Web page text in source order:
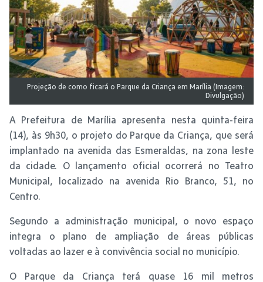
Projeção de como ficará o Parque da Criança em Marília (Imagem:
Divulgação)
A Prefeitura de Marília apresenta nesta quinta-feira
(14), às 9h30, o projeto do Parque da Criança, que será
implantado na avenida das Esmeraldas, na zona leste
da cidade. O lançamento oficial ocorrerá no Teatro
Municipal, localizado na avenida Rio Branco, 51, no
Centro.
Segundo a administração municipal, o novo espaço
integra o plano de ampliação de áreas públicas
voltadas ao lazer e à convivência social no município.
O Parque da Criança terá quase 16 mil metros